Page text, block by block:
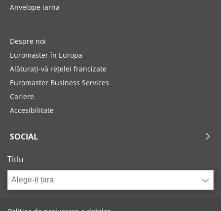
Anvelope iarna
Despre noi
Euromaster în Europa
Alăturați-vă rețelei francizate
Euromaster Business Services
Cariere
Accesibilitate
SOCIAL
Titlu
Alege-ți țara